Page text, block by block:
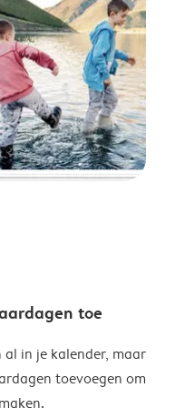
toe
in je kalender, maar
toevoegen om